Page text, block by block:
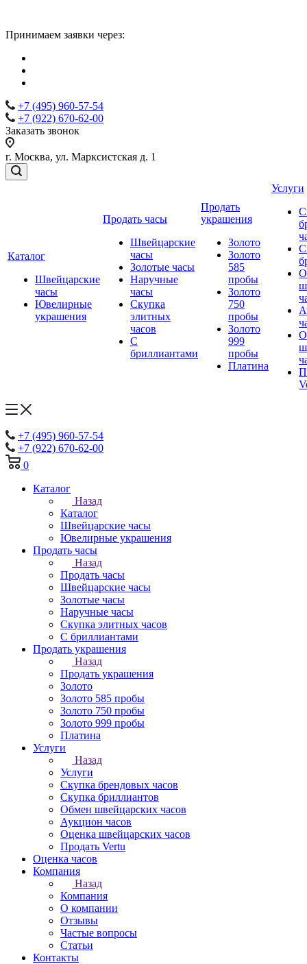
Принимаем заявки через:
+7 (495) 960-57-54
+7 (922) 670-62-00
Заказать звонок
г. Москва, ул. Марксистская д. 1
Каталог
Швейцарские
часы
Ювелирные
украшения
Продать часы
Швейцарские
часы
Золотые часы
Наручные
часы
Скупка
элитных
часов
С
бриллиантами
Продать
украшения
Золото
Золото
585
пробы
Золото
750
пробы
Золото
999
пробы
Платина
Услуги
+7 (495) 960-57-54
+7 (922) 670-62-00
0
Каталог
Назад
Каталог
Швейцарские часы
Ювелирные украшения
Продать часы
Назад
Продать часы
Швейцарские часы
Золотые часы
Наручные часы
Скупка элитных часов
С бриллиантами
Продать украшения
Назад
Продать украшения
Золото
Золото 585 пробы
Золото 750 пробы
Золото 999 пробы
Платина
Услуги
Назад
Услуги
Скупка брендовых часов
Скупка бриллиантов
Обмен швейцарских часов
Аукцион часов
Оценка швейцарских часов
Продать Vertu
Оценка часов
Компания
Назад
Компания
О компании
Отзывы
Частые вопросы
Статьи
Контакты